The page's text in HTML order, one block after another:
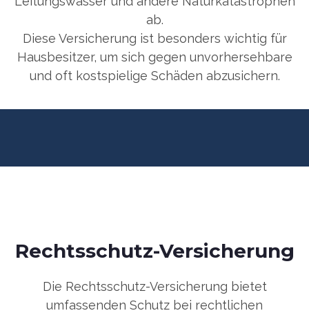
ab.
Diese Versicherung ist besonders wichtig für
Hausbesitzer, um sich gegen unvorhersehbare
und oft kostspielige Schäden abzusichern.
Rechtsschutz-Versicherung
Die Rechtsschutz-Versicherung bietet
umfassenden Schutz bei rechtlichen